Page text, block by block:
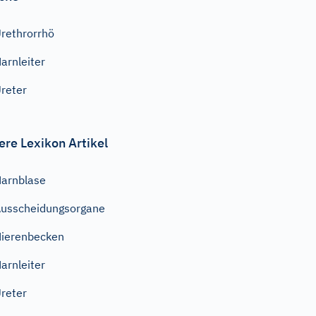
Lexikon Artikel